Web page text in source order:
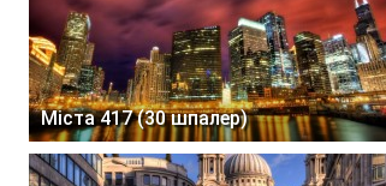
Міста 417 (30 шпалер)